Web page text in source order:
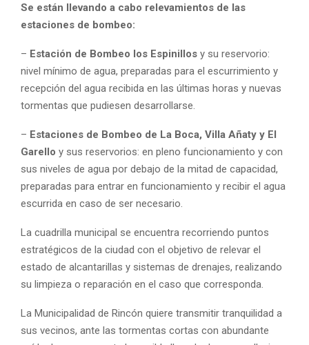
Se están llevando a cabo relevamientos de las
estaciones de bombeo:
– Estación de Bombeo los Espinillos y su reservorio:
nivel mínimo de agua, preparadas para el escurrimiento y
recepción del agua recibida en las últimas horas y nuevas
tormentas que pudiesen desarrollarse.
– Estaciones de Bombeo de La Boca, Villa Añaty y El
Garello y sus reservorios: en pleno funcionamiento y con
sus niveles de agua por debajo de la mitad de capacidad,
preparadas para entrar en funcionamiento y recibir el agua
escurrida en caso de ser necesario.
La cuadrilla municipal se encuentra recorriendo puntos
estratégicos de la ciudad con el objetivo de relevar el
estado de alcantarillas y sistemas de drenajes, realizando
su limpieza o reparación en el caso que corresponda.
La Municipalidad de Rincón quiere transmitir tranquilidad a
sus vecinos, ante las tormentas cortas con abundante